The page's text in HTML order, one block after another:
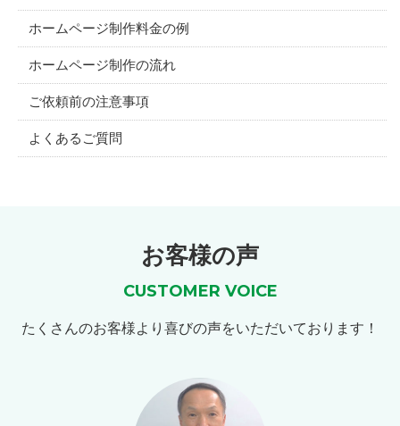
ホームページ制作料金の例
ホームページ制作の流れ
ご依頼前の注意事項
よくあるご質問
お客様の声
CUSTOMER VOICE
たくさんのお客様より喜びの声をいただいております！